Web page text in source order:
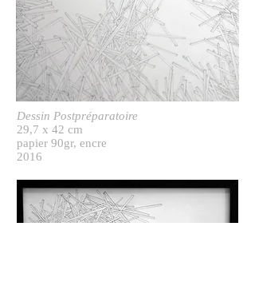
Dessin Postpréparatoire
29,7 x 42 cm
papier 90gr, encre
2016